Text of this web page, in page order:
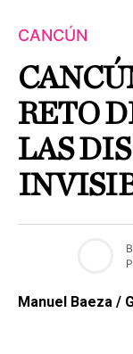
CANCÚN
RETO
LAS
Manuel Baeza /